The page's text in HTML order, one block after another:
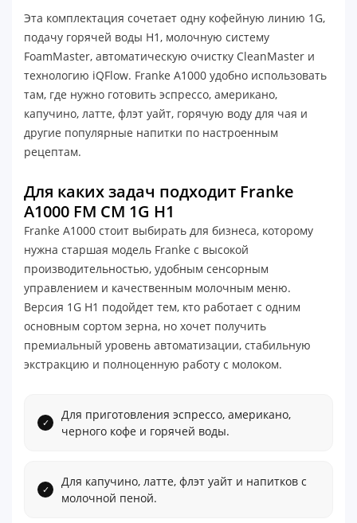
Эта комплектация сочетает одну кофейную линию 1G,
подачу горячей воды H1, молочную систему
FoamMaster, автоматическую очистку CleanMaster и
технологию iQFlow. Franke A1000 удобно использовать
там, где нужно готовить эспрессо, американо,
капучино, латте, флэт уайт, горячую воду для чая и
другие популярные напитки по настроенным
рецептам.
Для каких задач подходит Franke
A1000 FM CM 1G H1
Franke A1000 стоит выбирать для бизнеса, которому
нужна старшая модель Franke с высокой
производительностью, удобным сенсорным
управлением и качественным молочным меню.
Версия 1G H1 подойдет тем, кто работает с одним
основным сортом зерна, но хочет получить
премиальный уровень автоматизации, стабильную
экстракцию и полноценную работу с молоком.
Для приготовления эспрессо, американо,
черного кофе и горячей воды.
Для капучино, латте, флэт уайт и напитков с
молочной пеной.